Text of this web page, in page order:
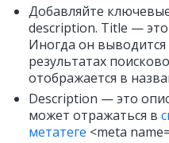
Добавляйте
description. Title — это
Иногда он
результатах
отображается в
Description — это
может отражаться в
метатеге <meta